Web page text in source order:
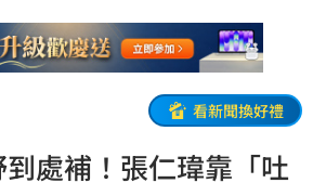
看新聞換好禮
處補！張仁瑋靠「吐